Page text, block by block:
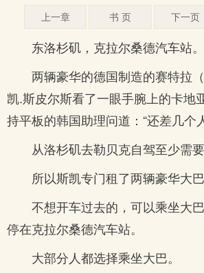
上一章 书 页 下一页
东洛杉矶，克拉尔桑德汽车站。
两辆豪华的德国制造的赛特拉
凯.斯皮尔斯看了一眼手腕上的卡地
持平板的韩国助理问道：“还差几个
从洛杉矶去勒贝克自驾至少需要
所以斯凯专门租了两辆豪华大巴
不想开车过去的，可以乘坐大
停在克拉尔桑德汽车站。
大部分人都选择乘坐大巴。